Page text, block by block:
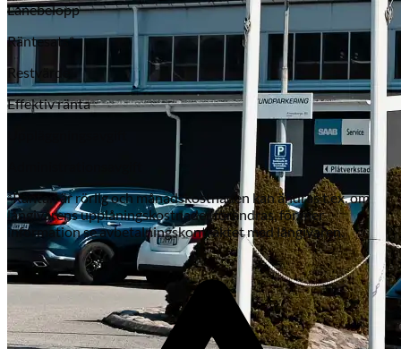
Subaru
Lånebelopp
Räntesats*
Restvärde
Effektiv ränta
*Räntan är rörlig och månadskostnaden kan ändras t.ex. om
långivarens upplåningskostnader förändras, för mer
information se avbetalningskontraktet med långivaren.